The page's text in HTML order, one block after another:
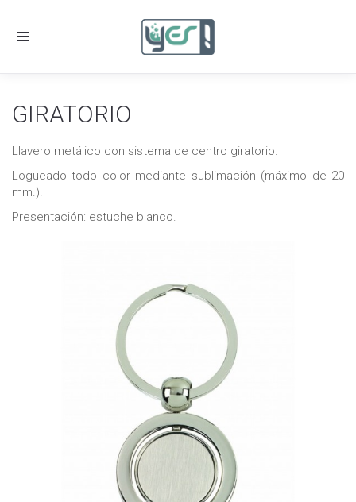
Toggle
GIRATORIO
Llavero metálico con sistema de centro giratorio.
Logueado todo color mediante sublimación (máximo de 20
mm.).
Presentación: estuche blanco.